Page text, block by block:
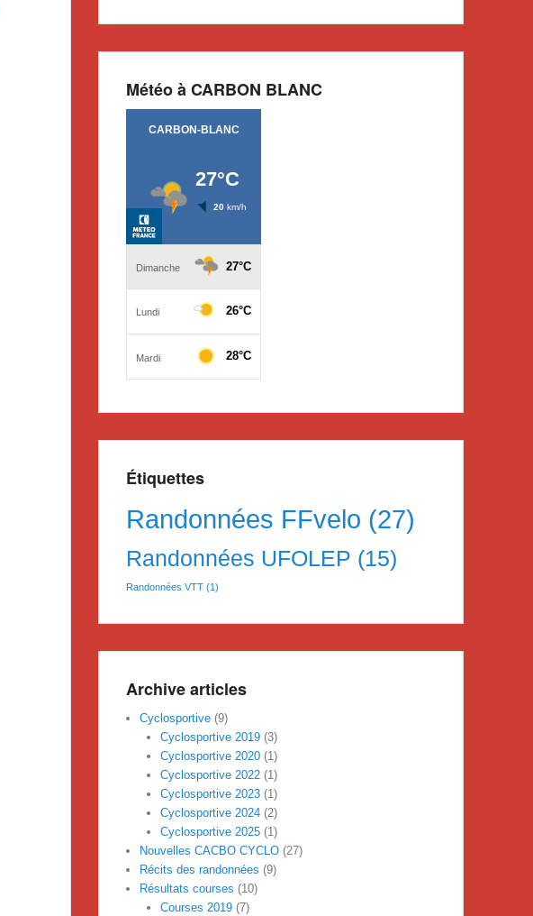
Météo à CARBON BLANC
Étiquettes
Randonnées FFvelo (27)
Randonnées UFOLEP (15)
Randonnées VTT (1)
Archive articles
Cyclosportive (9)
Cyclosportive 2019(3)
Cyclosportive 2020(1)
Cyclosportive 2022(1)
Cyclosportive 2023(1)
Cyclosportive 2024(2)
Cyclosportive 2025(1)
Nouvelles CACBO CYCLO (27)
Récits des randonnées (9)
Résultats courses (10)
Courses 2019(7)